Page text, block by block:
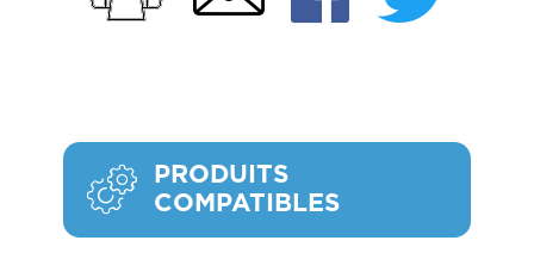
PRODUITS
COMPATIBLES